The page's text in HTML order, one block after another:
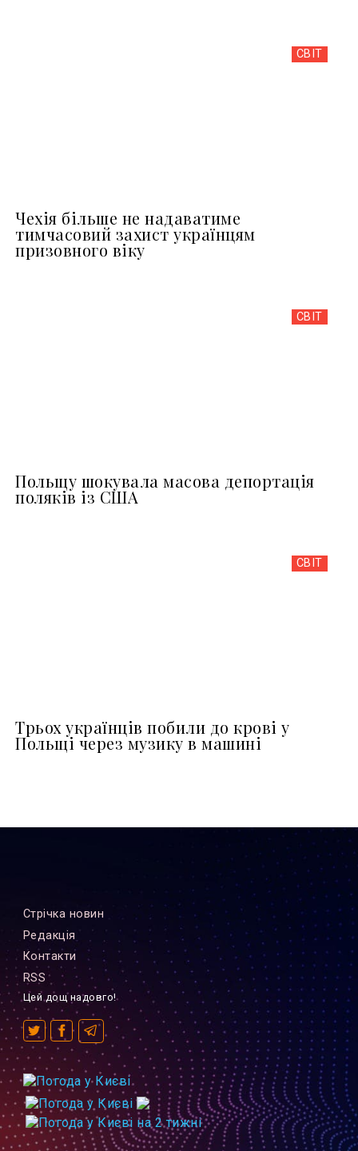
СВІТ
Чехія більше не надаватиме
тимчасовий захист українцям
призовного віку
СВІТ
Польщу шокувала масова депортація
поляків із США
СВІТ
Трьох українців побили до крові у
Польщі через музику в машині
Стрiчка новин
Редакцiя
Контакти
RSS
Цей дощ надовго!